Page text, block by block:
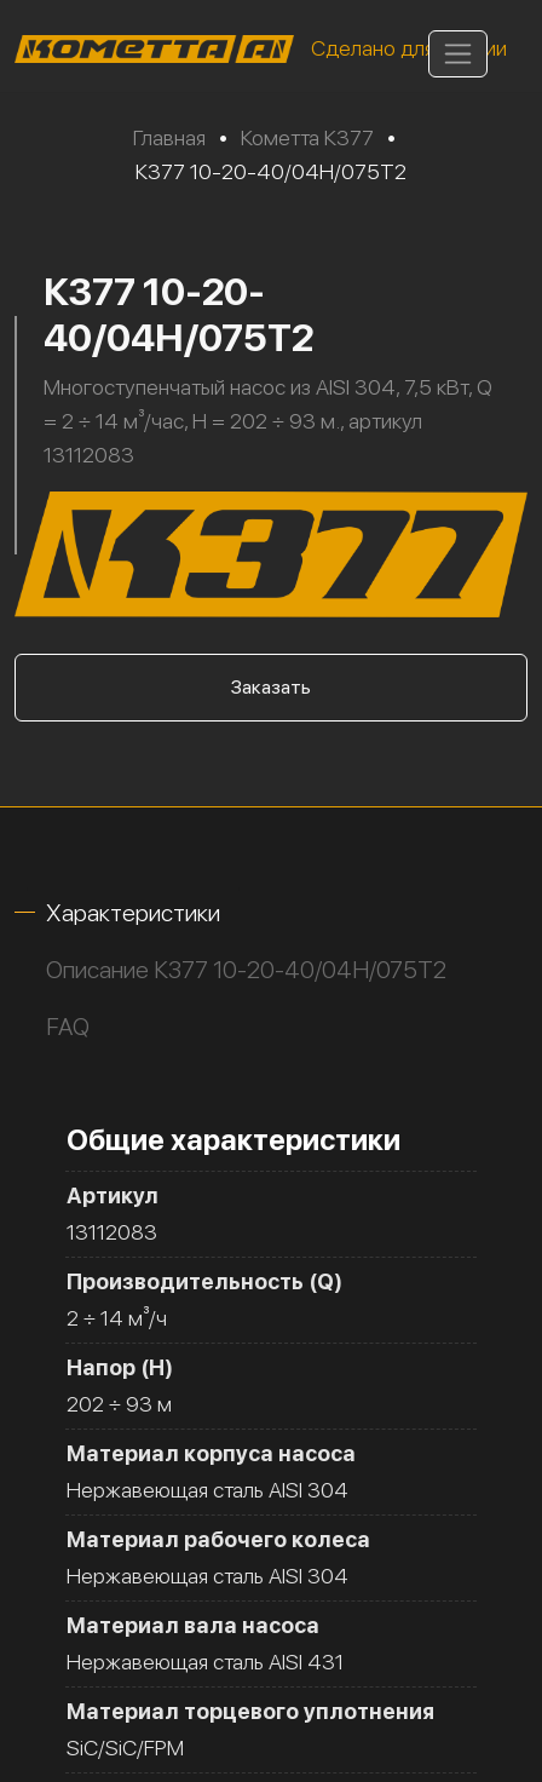
Сделано для России
Главная • Кометта К377
•
К377 10-20-40/04Н/075Т2
К377 10-20-
40/04Н/075Т2
Многоступенчатый насос из AISI 304, 7,5 кВт, Q
= 2 ÷ 14 м³/час, H = 202 ÷ 93 м., артикул
13112083
Заказать
Характеристики
Описание К377 10-20-40/04Н/075Т2
FAQ
Общие характеристики
Артикул
13112083
Производительность (Q)
2 ÷ 14 м³/ч
Напор (H)
202 ÷ 93 м
Материал корпуса насоса
Нержавеющая сталь AISI 304
Материал рабочего колеса
Нержавеющая сталь AISI 304
Материал вала насоса
Нержавеющая сталь AISI 431
Материал торцевого уплотнения
SiC/SiC/FPM